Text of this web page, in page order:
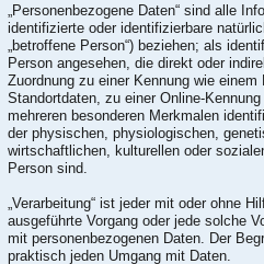
„Personenbezogene Daten“ sind alle
identifizierte oder identifizierbare
„betroffene Person“) beziehen; als
Person angesehen, die direkt oder
Zuordnung zu einer Kennung wie
Standortdaten, zu einer Online-
mehreren besonderen Merkmalen
der physischen, physiologischen,
wirtschaftlichen, kulturellen oder
Person sind.
„Verarbeitung“ ist jeder mit oder ohne
ausgeführte Vorgang oder jede solche
mit personenbezogenen Daten. Der
praktisch jeden Umgang mit Daten.